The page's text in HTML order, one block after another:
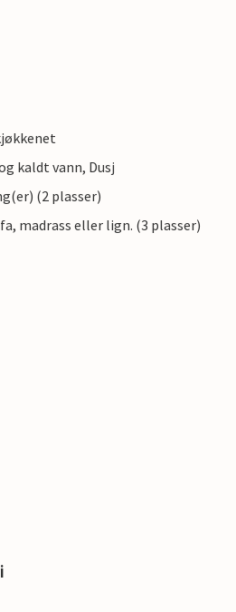
kaldt vann, Dusj
(2 plasser)
madrass eller lign. (3 plasser)